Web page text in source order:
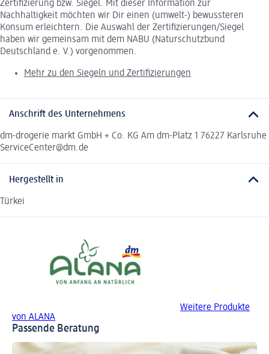
Zertifizierung bzw. Siegel. Mit dieser Information zur
Nachhaltigkeit möchten wir Dir einen (umwelt-) bewussteren
Konsum erleichtern. Die Auswahl der Zertifizierungen/Siegel
haben wir gemeinsam mit dem NABU (Naturschutzbund
Deutschland e. V.) vorgenommen.
Mehr zu den Siegeln und Zertifizierungen
Anschrift des Unternehmens
dm-drogerie markt GmbH + Co. KG Am dm-Platz 1 76227 Karlsruhe
ServiceCenter@dm.de
Hergestellt in
Türkei
Weitere Produkte
von ALANA
Passende Beratung